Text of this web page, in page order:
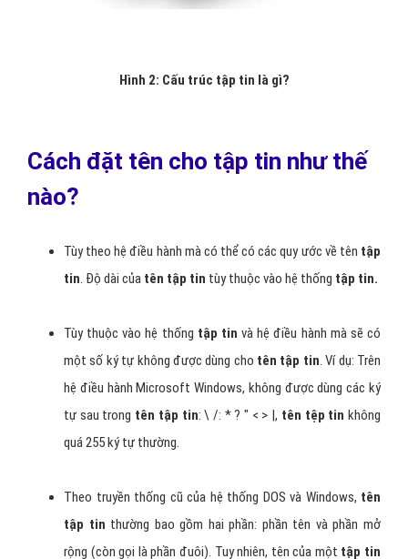
Hình 2: Cấu trúc tập tin là gì?
Cách đặt tên cho tập tin như thế
nào?
Tùy theo hệ điều hành mà có thể có các quy ước về tên tập
tin. Độ dài của tên tập tin tùy thuộc vào hệ thống tập tin.
Tùy thuộc vào hệ thống tập tin và hệ điều hành mà sẽ có
một số ký tự không được dùng cho tên tập tin. Ví dụ: Trên
hệ điều hành Microsoft Windows, không được dùng các ký
tự sau trong tên tập tin: \ /: * ? " < > |, tên tệp tin không
quá 255 ký tự thường.
Theo truyền thống cũ của hệ thống DOS và Windows, tên
tập tin thường bao gồm hai phần: phần tên và phần mở
rộng (còn gọi là phần đuôi). Tuy nhiên, tên của một tập tin